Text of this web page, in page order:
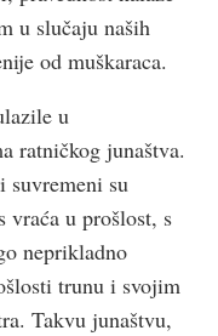
u slučaju naših
od muškaraca.
u
ratničkog junaštva.
suvremeni su
vraća u prošlost, s
neprikladno
trunu i svojim
Takvu junaštvu,